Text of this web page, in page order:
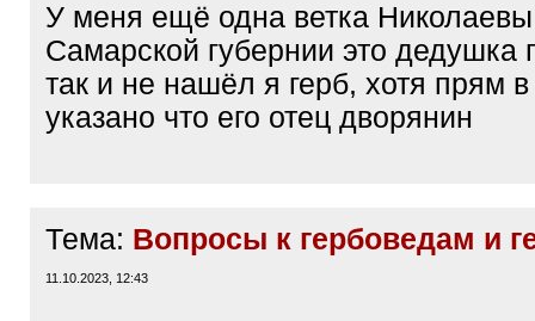
У меня ещё одна ветка
Самарской губернии это дедушка
так и не нашёл я герб, хотя прям
указано что его отец дворянин
Тема: Вопросы к гербоведам и
11.10.2023, 12:43